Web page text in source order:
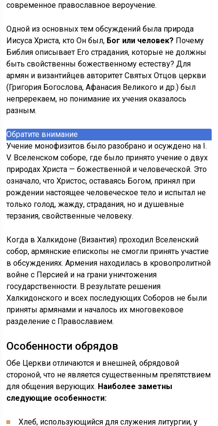
современное православное вероучение.
Одной из основных тем обсуждений была природа
Иисуса Христа, кто Он был, Бог или человек? Почему
Библия описывает Его страдания, которые не должны
быть свойственны божественному естеству? Для
армян и византийцев авторитет Святых Отцов церкви
(Григория Богослова, Афанасия Великого и др.) был
непререкаем, но понимание их учения оказалось
разным.
Обратите внимание
Учение монофизитов было разобрано и осуждено на I.
V. Вселенском соборе, где было принято учение о двух
природах Христа — божественной и человеческой. Это
означало, что Христос, оставаясь Богом, принял при
рождении настоящее человеческое тело и испытал не
только голод, жажду, страдания, но и душевные
терзания, свойственные человеку.
Когда в Халкидоне (Византия) проходил Вселенский
собор, армянские епископы не смогли принять участие
в обсуждениях. Армения находилась в кровопролитной
войне с Персией и на грани уничтожения
государственности. В результате решения
Халкидонского и всех последующих Соборов не были
приняты армянами и началось их многовековое
разделение с Православием.
Особенности обрядов
Обе Церкви отличаются и внешней, обрядовой
стороной, что не является существенным препятствием
для общения верующих. Наиболее заметны
следующие особенности:
Хлеб, использующийся для служения литургии, у